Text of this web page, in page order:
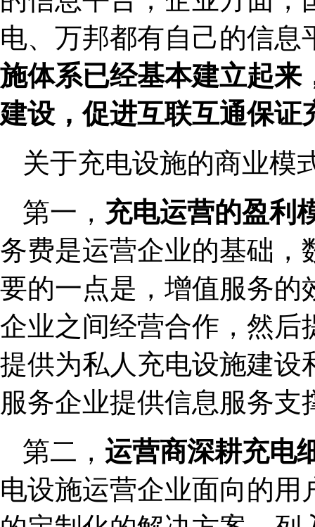
电、万邦都有自己的信息
施体系已经基本建立起来
建设，促进互联互通保证
关于充电设施的商业模
第一， 充电运营的盈利
务费是运营企业的基础，
要的一点是，增值服务的
企业之间经营合作，然后
提供为私人充电设施建设
服务企业提供信息服务支
第二， 运营商深耕充电
电设施运营企业面向的